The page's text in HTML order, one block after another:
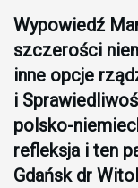
Wypowiedź
szczerości
inne opcje
i
polsko-
refleksja i ten
Gdańsk dr